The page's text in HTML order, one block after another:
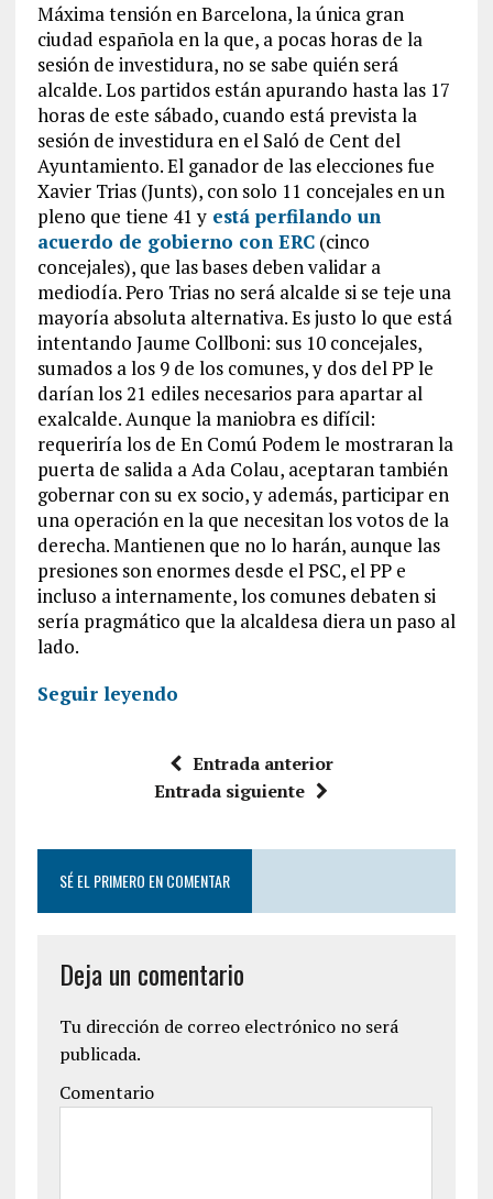
Máxima tensión en Barcelona, la única gran
ciudad española en la que, a pocas horas de la
sesión de investidura, no se sabe quién será
alcalde. Los partidos están apurando hasta las 17
horas de este sábado, cuando está prevista la
sesión de investidura en el Saló de Cent del
Ayuntamiento. El ganador de las elecciones fue
Xavier Trias (Junts), con solo 11 concejales en un
pleno que tiene 41 yestá perfilando un
acuerdo de gobierno con ERC(cinco
concejales), que las bases deben validar a
mediodía. Pero Trias no será alcalde si se teje una
mayoría absoluta alternativa. Es justo lo que está
intentando Jaume Collboni: sus 10 concejales,
sumados a los 9 de los comunes, y dos del PP le
darían los 21 ediles necesarios para apartar al
exalcalde. Aunque la maniobra es difícil:
requeriría los de En Comú Podem le mostraran la
puerta de salida a Ada Colau, aceptaran también
gobernar con su ex socio, y además, participar en
una operación en la que necesitan los votos de la
derecha. Mantienen que no lo harán, aunque las
presiones son enormes desde el PSC, el PP e
incluso a internamente, los comunes debaten si
sería pragmático que la alcaldesa diera un paso al
lado.
Seguir leyendo
Entrada anterior
Entrada siguiente
SÉ EL PRIMERO EN COMENTAR
Deja un comentario
Tu dirección de correo electrónico no será
publicada.
Comentario